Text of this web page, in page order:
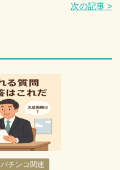
次の記事 >
パチンコ関連